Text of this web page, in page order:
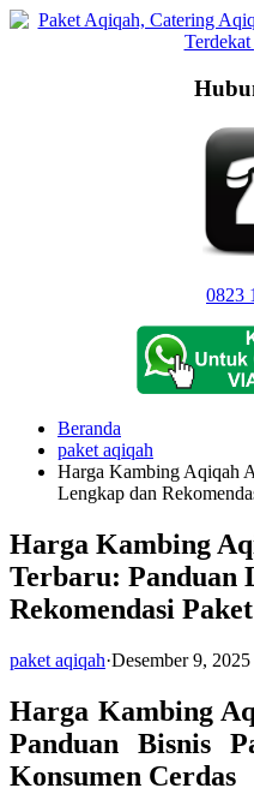
Langsung
0823
Beranda
paket aqiqah
Harga Kambing Aqiqah
Lengkap dan
Harga Kambing
Terbaru: Panduan
Rekomendasi
paket aqiqah·Desember 9, 2025
Harga Kambing
Panduan Bisnis
Konsumen Cerdas